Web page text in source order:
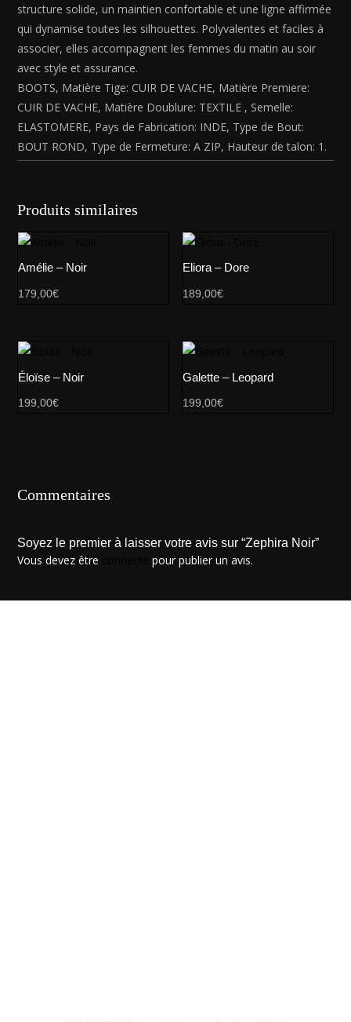
structure solide, un maintien confortable et une ligne affirmée
qui dynamise toutes les silhouettes. Polyvalentes et faciles à
associer, elles accompagnent les femmes du matin au soir
avec style et assurance.
BOOTS, Matière Tige: CUIR DE VACHE, Matière Premiere:
CUIR DE VACHE, Matière Doublure: TEXTILE , Semelle:
ELASTOMERE, Pays de Fabrication: INDE, Type de Bout:
BOUT ROND, Type de Fermeture: A ZIP, Hauteur de talon: 1.
Produits similaires
Amélie – Noir
179,00€
Eliora – Dore
189,00€
Éloïse – Noir
199,00€
Galette – Leopard
199,00€
Commentaires
Soyez le premier à laisser votre avis sur “Zephira Noir”
Vous devez être pour publier un avis.